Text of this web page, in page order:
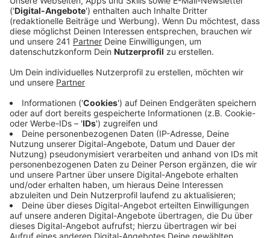
havariert.
Veröffentlicht:Freitag, 19.04.2024 10:41
Der Leverkusener Stadtrat hat eigentlich schon vor
zwei Monaten entschieden, dass es möglichst schnell
eine neue Fährverbindung zwischen Hitdorf und Köln-
Langel geben soll. Die Städte Köln und Leverkusen
sollen dafür gemeinsam eine neue, gebrauchte Fähre
kaufen.
Die Hitdorfer CDU hatte zuletzt kritisiert, dass seit
der Ratsentscheidung nichts passiert ist. Das stimmt
laut Stadt nicht: man habe alle derzeit möglichen